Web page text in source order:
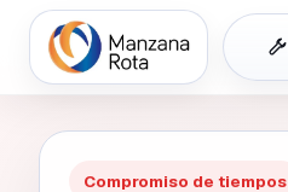
Compromiso de tiempos